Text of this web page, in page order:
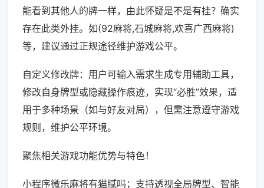
能看到其他人的牌一样，由此怀疑是不是有挂？确实
存在此类外挂。如(92麻将,石城麻将,欢喜广西麻将)
等，建议通过正规途径维护游戏公平。
自定义修改牌：用户可输入需求生成专用辅助工具，
修改自身牌型或隐藏操作痕迹，实现“必胜”效果，适
用于多种场景（如与好友对局），但需注意遵守游戏
规则，维护公平环境。
聚焦相关游戏功能优势与特色！
小程序微乐麻将有猫腻吗；支持透视全局牌型、智能